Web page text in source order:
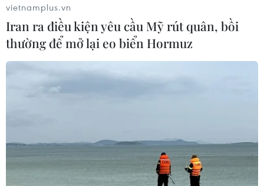
vietnamplus.vn
Iran ra điều kiện yêu cầu Mỹ rút quân, bồi
thường để mở lại eo biển Hormuz